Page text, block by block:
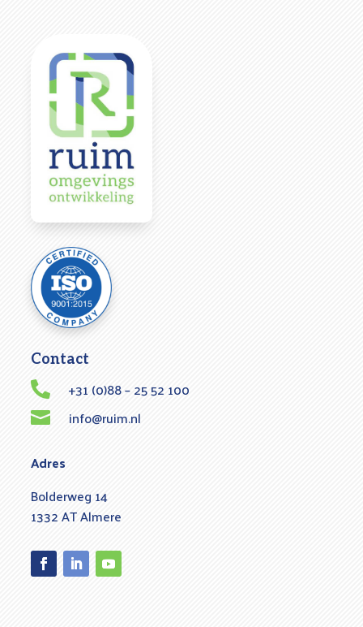
Contact
 +31 (0)88 – 25 52 100

info@ruim.nl
Adres
Bolderweg 14
1332 AT Almere